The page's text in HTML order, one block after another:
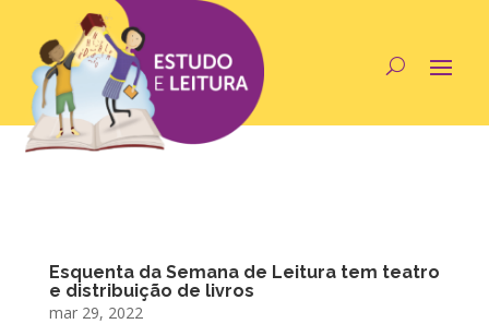
Esquenta da Semana de Leitura tem teatro
e distribuição de livros
mar 29, 2022